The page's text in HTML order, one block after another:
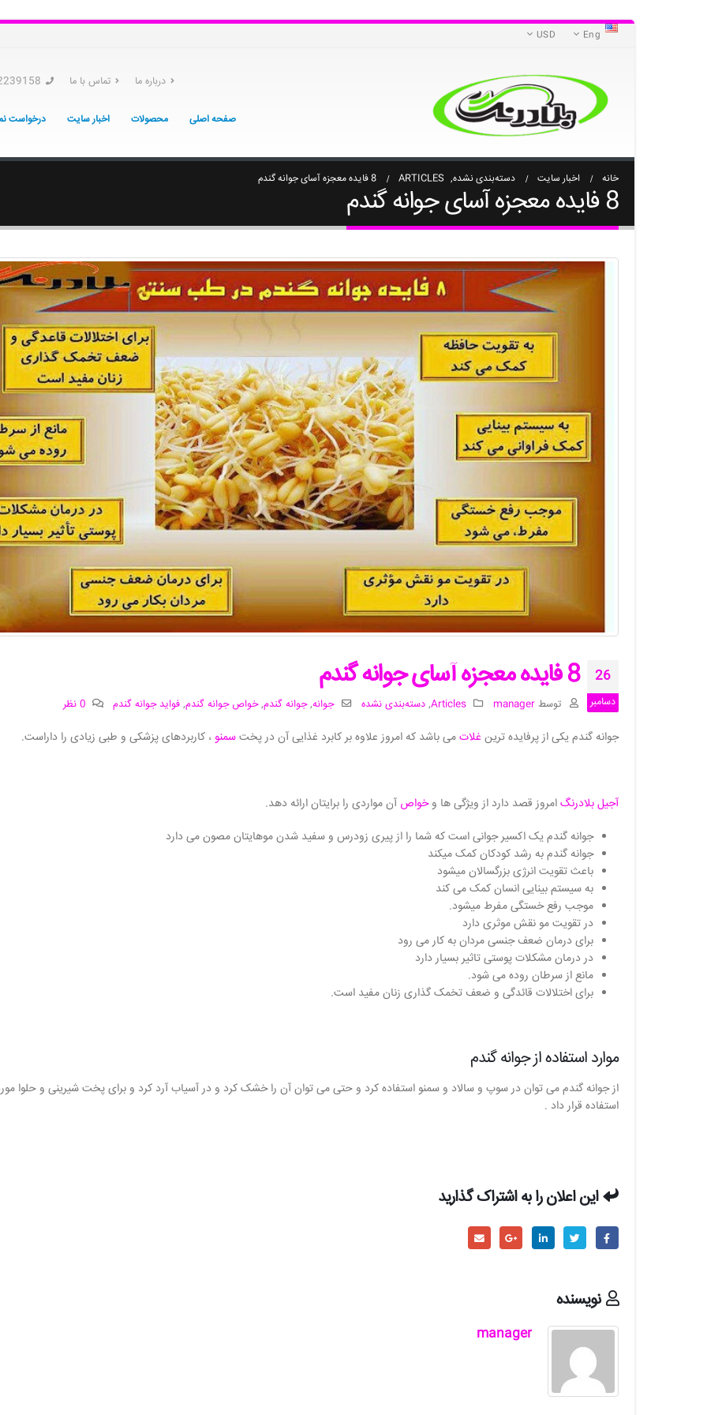
Eng
USD
درباره ما تماس با ما
صفحه اصلی محصولات اخبار سایت درخواست
خانه اخبار سایت دسته‌بندی نشده,
ARTICLES 8 فایده معجزه آسای جوانه گندم
8 فایده معجزه آسای جوانه گندم
26
دسامبر
8 فایده معجزه آسای جوانه گندم
توسط manager
Articles
,دسته‌بندی نشده جوانه,جوانه گندم,خواص جوانه گندم, فواید جوانه گندم 0 نظر
جوانه گندم یکی از پرفایده ترین غلاتمی باشد که امروز علاوه بر کابرد غذایی آن در پختسمنو، کاربردهای پزشکی و طبی زیادی را داراست.
آجیل بلادرنگامروز قصد دارد از ویژگی ها وخواص آن مواردی را برایتان ارائه دهد.
جوانه گندم یک اکسیر جوانی است که شما را از پیری زودرس و سفید شدن موهایتان مصون می دارد
جوانه گندم به رشد کودکان کمک میکند
باعث تقویت انرژی بزرگسالان میشود
به سیستم بینایی انسان کمک می کند
موجب رفع خستگی مفرط میشود.
در تقویت مو نقش موثری دارد
برای درمان ضعف جنسی مردان به کار می رود
در درمان مشکلات پوستی تاثیر بسیار دارد
مانع از سرطان روده می شود.
برای اختلالات قائدگی و ضعف تخمک گذاری زنان مفید است.
موارد استفاده از جوانه گندم
از جوانه گندم می توان در سوپ و سالاد و سمنو استفاده کرد و حتی می توان آن را خشک کرد و در آسیاب آرد کرد و برای پخت شیرینی و حلوا
استفاده قرار داد .
این اعلان را به اشتراک گذارید
نویسنده
manager